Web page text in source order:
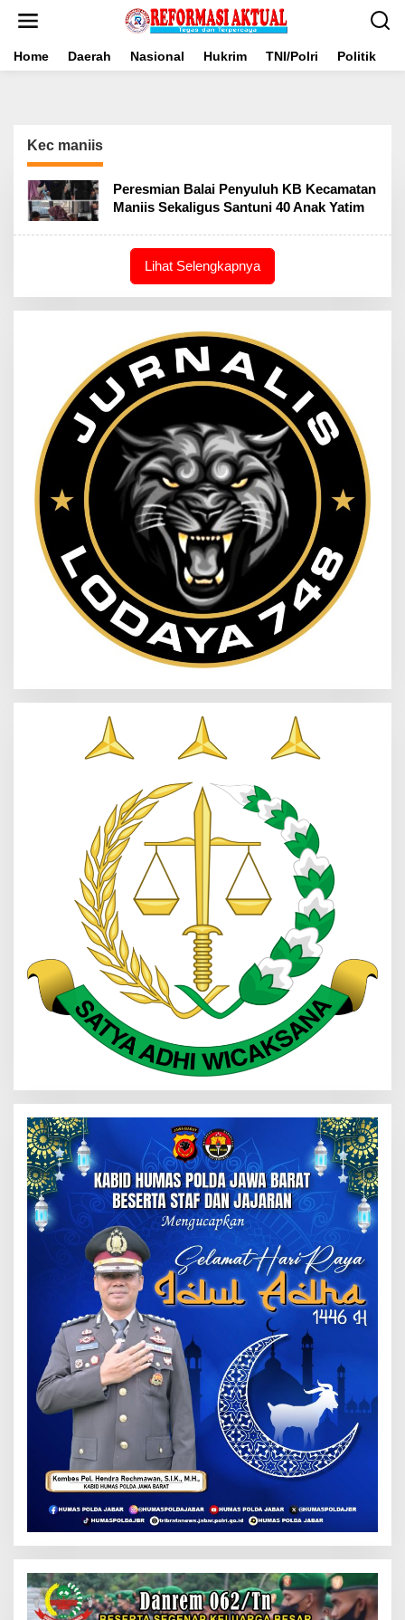
Home Daerah Nasional Hukrim TNI/Polri Politik
Kec maniis
Peresmian Balai Penyuluh KB Kecamatan
Maniis Sekaligus Santuni 40 Anak Yatim
Lihat Selengkapnya